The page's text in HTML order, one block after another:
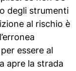
degli strumenti
al rischio è
essere al
apre la strada